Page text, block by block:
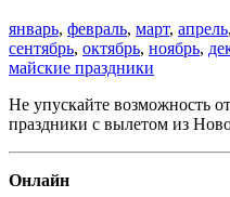
январь, февраль, март, апрель,
сентябрь, октябрь, ноябрь,
майские праздники
Не упускайте возможность
праздники с вылетом из
Онлайн